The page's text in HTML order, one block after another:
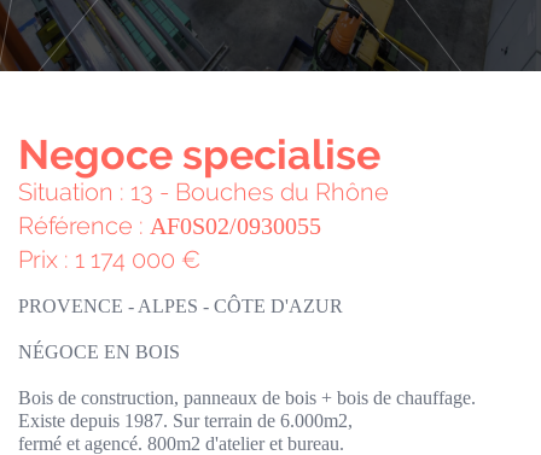
Negoce specialise
Situation : 13 - Bouches du Rhône
Référence : AF0S02/0930055
Prix : 1 174 000 €
PROVENCE - ALPES - CÔTE D'AZUR
NÉGOCE EN BOIS
Bois de construction, panneaux de bois + bois de chauffage.
Existe depuis 1987. Sur terrain de 6.000m2,
fermé et agencé. 800m2 d'atelier et bureau.